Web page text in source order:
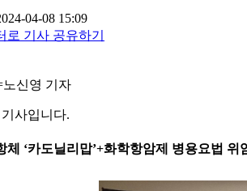
04-08 15:09
로 기사 공유하기
신영 기자
기사입니다.
‘카도닐리맙’+화학항암제 병용요법